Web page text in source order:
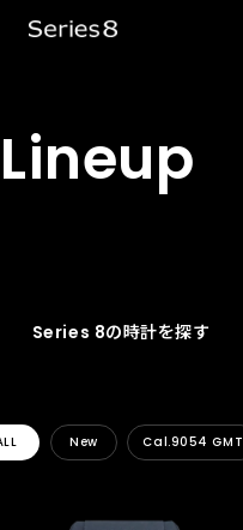
Lineup
Series 8の時計を探す
New Cal.9054 GMT